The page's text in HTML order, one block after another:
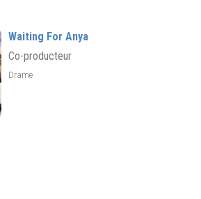
Waiting For Anya
Co-producteur
Drame